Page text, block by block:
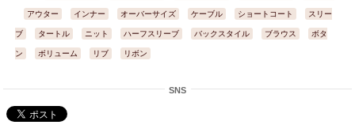
アウター インナー オーバーサイズ ケーブル ショートコート スリー
ブ タートル ニット ハーフスリーブ バックスタイル ブラウス ボタ
ン ボリューム リブ リボン
SNS